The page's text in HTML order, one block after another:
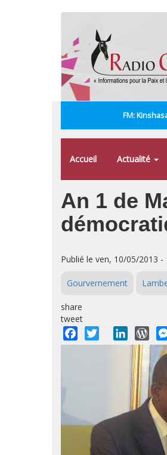
FM:
Accueil Actualité
An 1 de
Publié le ven, 10/05/2013
Gourvernement
share
tweet
Facebook
Twitter LinkedIn